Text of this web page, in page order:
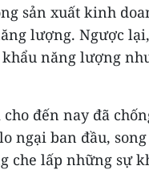
sản xuất kinh
lượng. Ngược
năng lượng
đến nay đã
ngại ban đầu,
che lấp những sự